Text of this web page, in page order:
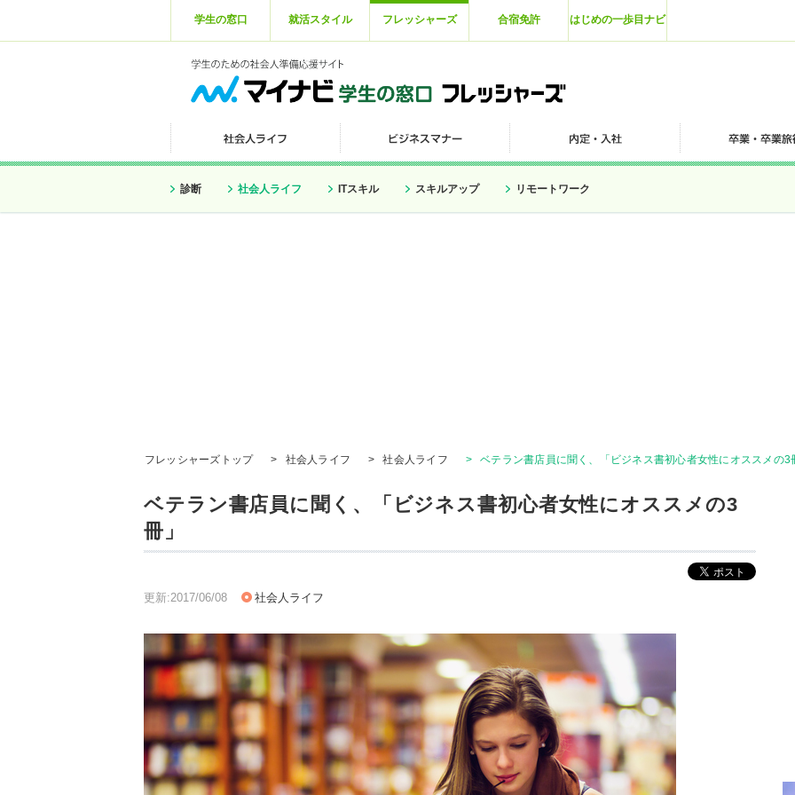
学生の窓口 就活スタイル フレッシャーズ 合宿免許 はじめの一歩目ナビ
診断 社会人ライフ ITスキル スキルアップ リモートワーク
フレッシャーズトップ > 社会人ライフ > 社会人ライフ > ベテラン書店員に聞く、「ビジネス書初心者女性にオススメの3
ベテラン書店員に聞く、「ビジネス書初心者女性にオススメの3
冊」
更新:2017/06/08 社会人ライフ